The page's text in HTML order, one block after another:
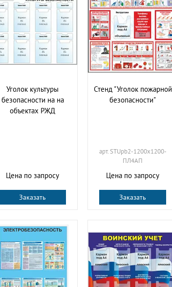
Уголок культуры
безопасности на на
объектах РЖД
Цена по запросу
Заказать
Стенд "Уголок пожарной
безопасности"
арт. STUpb2-1200х1200-
ПЛ4АП
Цена по запросу
Заказать